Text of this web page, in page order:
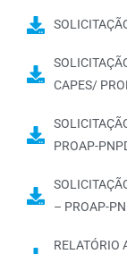
CAPES/
PROAP-
– PROAP-
RELATÓRIO